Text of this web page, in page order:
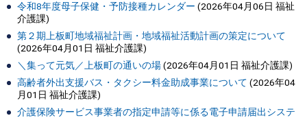
令和8年度母子保健・予防接種カレンダー (2026年04月06日 福祉
介護課)
第２期上板町地域福祉計画・地域福祉活動計画の策定について
(2026年04月01日 福祉介護課)
＼集って元気／上板町の通いの場(2026年04月01日 福祉介護課)
高齢者外出支援バス・タクシー料金助成事業について (2026年04
月01日 福祉介護課)
介護保険サービス事業者の指定申請等に係る電子申請届出システ